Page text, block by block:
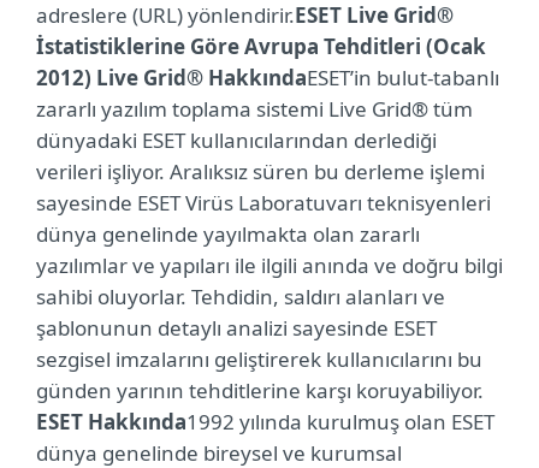
adreslere (URL) yönlendirir.ESET Live Grid®
İstatistiklerine Göre Avrupa Tehditleri (Ocak
2012) Live Grid® HakkındaESET’in bulut-tabanlı
zararlı yazılım toplama sistemi Live Grid® tüm
dünyadaki ESET kullanıcılarından derlediği
verileri işliyor. Aralıksız süren bu derleme işlemi
sayesinde ESET Virüs Laboratuvarı teknisyenleri
dünya genelinde yayılmakta olan zararlı
yazılımlar ve yapıları ile ilgili anında ve doğru bilgi
sahibi oluyorlar. Tehdidin, saldırı alanları ve
şablonunun detaylı analizi sayesinde ESET
sezgisel imzalarını geliştirerek kullanıcılarını bu
günden yarının tehditlerine karşı koruyabiliyor.
ESET Hakkında1992 yılında kurulmuş olan ESET
dünya genelinde bireysel ve kurumsal